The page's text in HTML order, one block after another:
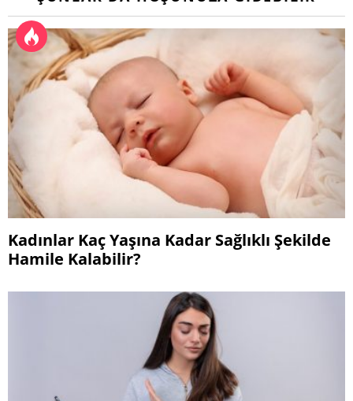
Kadınlar Kaç Yaşına Kadar Sağlıklı Şekilde
Hamile Kalabilir?